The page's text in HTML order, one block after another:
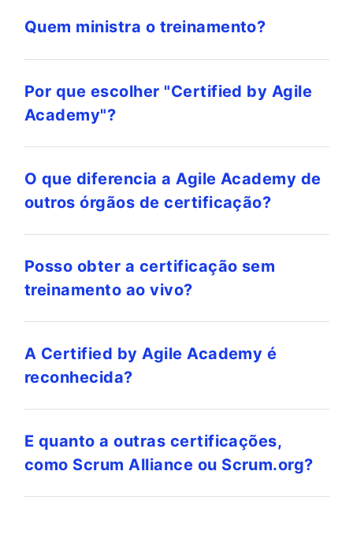
Quem ministra o treinamento?
Por que escolher "Certified by Agile
Academy"?
O que diferencia a Agile Academy de
outros órgãos de certificação?
Posso obter a certificação sem
treinamento ao vivo?
A Certified by Agile Academy é
reconhecida?
E quanto a outras certificações,
como Scrum Alliance ou Scrum.org?